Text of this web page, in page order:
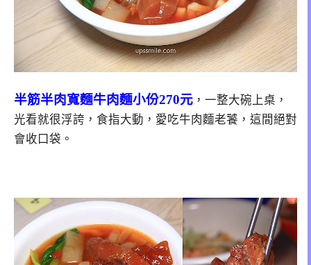
半筋半肉寬麵牛肉麵小份270元 ，一整大碗上桌，
光看就很浮誇，食指大動，愛吃牛肉麵老饕，這間絕對
會收口袋。